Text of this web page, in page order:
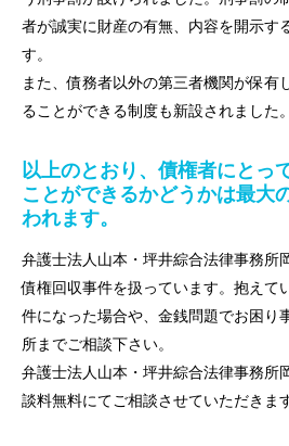
者が誠実に財産の有無、内容を開示す
す。
また、債務者以外の第三者機関が保有
ることができる制度も新設されました。
以上のとおり、債権者にとっ
ことができるかどうかは最大
われます。
弁護士法人山本・坪井綜合法律事務所
債権回収事件を扱っています。抱えて
件になった場合や、金銭問題でお困り
所までご相談下さい。
弁護士法人山本・坪井綜合法律事務所
談料無料にてご相談させていただきま